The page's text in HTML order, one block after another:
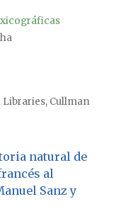
Cullman
natural de
al
Sanz y